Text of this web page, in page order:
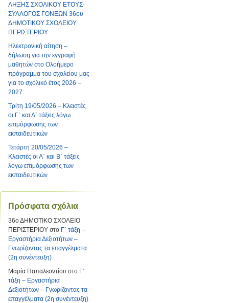
ΛΗΞΗΣ ΣΧΟΛΙΚΟΥ ΕΤΟΥΣ-
ΣΥΛΛΟΓΟΣ ΓΟΝΕΩΝ 36ου
ΔΗΜΟΤΙΚΟΥ ΣΧΟΛΕΙΟΥ
ΠΕΡΙΣΤΕΡΙΟΥ
Ηλεκτρονική αίτηση –
δήλωση για την εγγραφή
μαθητών στο Ολοήμερο
πρόγραμμα του σχολείου μας
για το σχολικό έτος 2026 –
2027
Τρίτη 19/05/2026 – Κλειστές
οι Γ΄ και Δ΄ τάξεις λόγω
επιμόρφωσης των
εκπαιδευτικών
Τετάρτη 20/05/2026 –
Κλειστές οι Α΄ και Β΄ τάξεις
λόγω επιμόρφωσης των
εκπαιδευτικών
Πρόσφατα σχόλια
36ο ΔΗΜΟΤΙΚΟ ΣΧΟΛΕΙΟ
ΠΕΡΙΣΤΕΡΙΟΥ στο Γ΄ τάξη –
Εργαστήρια Δεξιοτήτων –
Γνωρίζοντας τα επαγγέλματα
(2η συνέντευξη)
Μαρία Παπαλεοντίου στο Γ΄
τάξη – Εργαστήρια
Δεξιοτήτων – Γνωρίζοντας τα
επαγγέλματα (2η συνέντευξη)